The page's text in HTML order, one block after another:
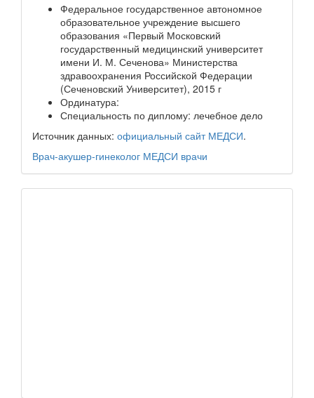
Федеральное государственное автономное
образовательное учреждение высшего
образования «Первый Московский
государственный медицинский университет
имени И. М. Сеченова» Министерства
здравоохранения Российской Федерации
(Сеченовский Университет), 2015 г
Ординатура:
Специальность по диплому: лечебное дело
Источник данных: официальный сайт МЕДСИ.
Врач-акушер-гинеколог МЕДСИ врачи